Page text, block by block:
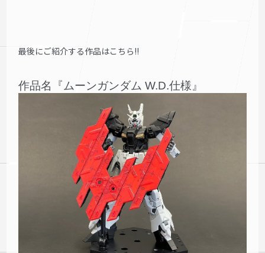
最後にご紹介する作品はこちら!!
作品名『ムーンガンダム W.D.仕様』